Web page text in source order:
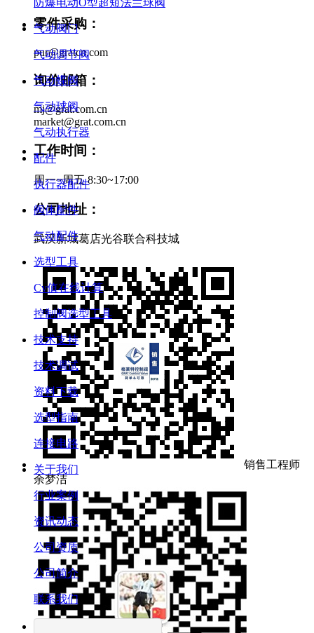
防爆电动O型超短法兰球阀
气动阀门
气动调节阀
气动蝶阀
气动球阀
气动执行器
配件
执行器配件
阀体配件
气动配件
选型工具
Cv值在线计算
控制阀选型工具
技术支持
技术调试
资料下载
选型指南
连接电路
关于我们
行业案例
资讯动态
公司资质
公司简介
联系我们
零件采购：
pur@gratcn.com
询价邮箱：
mj@grat.com.cn
market@grat.com.cn
工作时间：
周一~周五 8:30~17:00
公司地址：
武汉新城葛店光谷联合科技城
销售工程师
余梦洁